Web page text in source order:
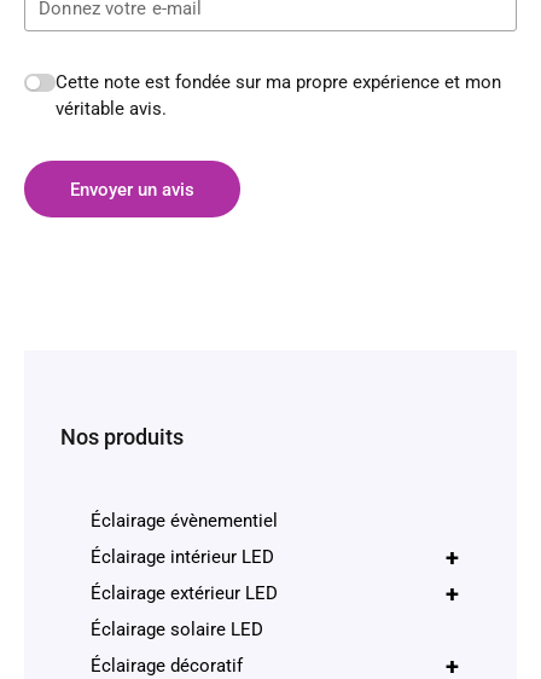
Cette note est fondée sur ma propre expérience et mon
véritable avis.
Envoyer un avis
Nos produits
Éclairage évènementiel
+
Éclairage intérieur LED
+
Éclairage extérieur LED
Éclairage solaire LED
+
Éclairage décoratif